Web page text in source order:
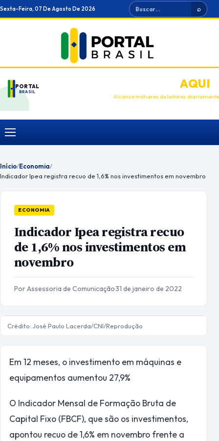
Ir
para
Sexta-Feira, 07 De Agosto De 2026 Buscar ⌕
PORTAL
BRASIL
ANUNCIEAQUI
Alcance milhares de leitores diariamente
Menu
Início/Economia/
Indicador Ipea registra recuo de 1,6% nos investimentos em novembro
ECONOMIA
Indicador Ipea registra recuo
de 1,6% nos investimentos em
novembro
Por Assessoria de Comunicação·31 de janeiro de 2022
Crédito: José Paulo Lacerda/CNI/Reprodução
Em 12 meses, o investimento em máquinas e
equipamentos aumentou 27,9%
O Indicador Mensal de Formação Bruta de
Capital Fixo (FBCF), que são os investimentos,
apontou recuo de 1,6% em novembro frente a